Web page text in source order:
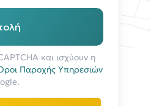
και ισχύουν η
Παροχής Υπηρεσιών